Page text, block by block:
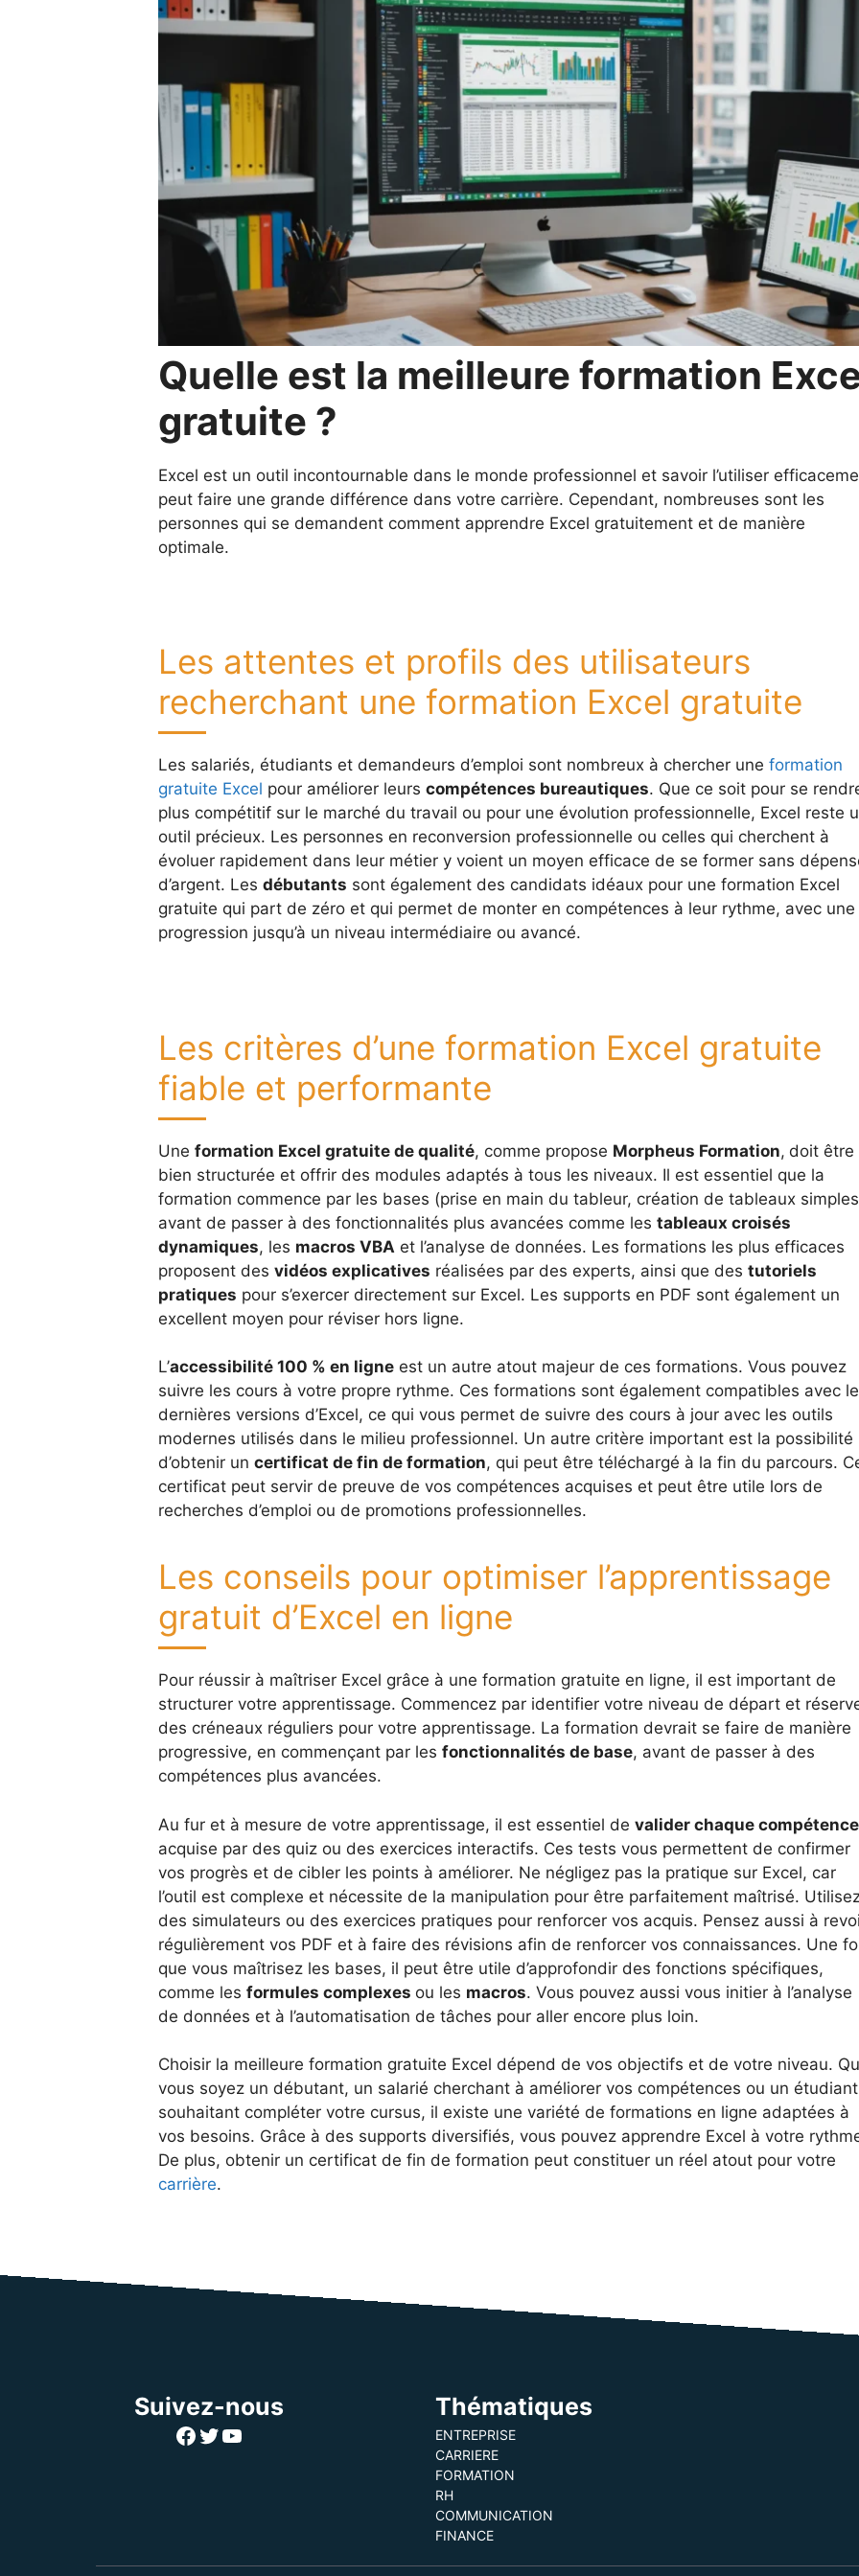
Quelle est la meilleure formation
gratuite ?
Excel est un outil incontournable dans le monde professionnel et savoir l’utiliser
peut faire une grande différence dans votre carrière. Cependant, nombreuses sont les
personnes qui se demandent comment apprendre Excel gratuitement et de manière
optimale.
Les attentes et profils des utilisateurs
recherchant une formation Excel gratuite
Les salariés, étudiants et demandeurs d’emploi sont nombreux à chercher une formation
gratuite Excel pour améliorer leurs compétences bureautiques. Que ce soit pour se
plus compétitif sur le marché du travail ou pour une évolution professionnelle, Excel reste
outil précieux. Les personnes en reconversion professionnelle ou celles qui cherchent à
évoluer rapidement dans leur métier y voient un moyen efficace de se former sans
d’argent. Les débutants sont également des candidats idéaux pour une formation Excel
gratuite qui part de zéro et qui permet de monter en compétences à leur rythme, avec une
progression jusqu’à un niveau intermédiaire ou avancé.
Les critères d’une formation Excel gratuite
fiable et performante
Une formation Excel gratuite de qualité, comme propose Morpheus Formation, doit être
bien structurée et offrir des modules adaptés à tous les niveaux. Il est essentiel que la
formation commence par les bases (prise en main du tableur, création de tableaux
avant de passer à des fonctionnalités plus avancées comme les tableaux croisés
dynamiques, les macros VBA et l’analyse de données. Les formations les plus efficaces
proposent des vidéos explicatives réalisées par des experts, ainsi que des tutoriels
pratiques pour s’exercer directement sur Excel. Les supports en PDF sont également un
excellent moyen pour réviser hors ligne.
L’accessibilité 100 % en ligneest un autre atout majeur de ces formations. Vous pouvez
suivre les cours à votre propre rythme. Ces formations sont également compatibles avec
dernières versions d’Excel, ce qui vous permet de suivre des cours à jour avec les outils
modernes utilisés dans le milieu professionnel. Un autre critère important est la possibilité
d’obtenir un certificat de fin de formation, qui peut être téléchargé à la fin du parcours.
certificat peut servir de preuve de vos compétences acquises et peut être utile lors de
recherches d’emploi ou de promotions professionnelles.
Les conseils pour optimiser l’apprentissage
gratuit d’Excel en ligne
Pour réussir à maîtriser Excel grâce à une formation gratuite en ligne, il est important de
structurer votre apprentissage. Commencez par identifier votre niveau de départ et
des créneaux réguliers pour votre apprentissage. La formation devrait se faire de manière
progressive, en commençant par les fonctionnalités de base, avant de passer à des
compétences plus avancées.
Au fur et à mesure de votre apprentissage, il est essentiel de valider chaque compétence
acquise par des quiz ou des exercices interactifs. Ces tests vous permettent de confirmer
vos progrès et de cibler les points à améliorer. Ne négligez pas la pratique sur Excel, car
l’outil est complexe et nécessite de la manipulation pour être parfaitement maîtrisé.
des simulateurs ou des exercices pratiques pour renforcer vos acquis. Pensez aussi à
régulièrement vos PDF et à faire des révisions afin de renforcer vos connaissances. Une
que vous maîtrisez les bases, il peut être utile d’approfondir des fonctions spécifiques,
comme les formules complexes ou les macros. Vous pouvez aussi vous initier à l’analyse
de données et à l’automatisation de tâches pour aller encore plus loin.
Choisir la meilleure formation gratuite Excel dépend de vos objectifs et de votre niveau.
vous soyez un débutant, un salarié cherchant à améliorer vos compétences ou un étudiant
souhaitant compléter votre cursus, il existe une variété de formations en ligne adaptées à
vos besoins. Grâce à des supports diversifiés, vous pouvez apprendre Excel à votre
De plus, obtenir un certificat de fin de formation peut constituer un réel atout pour votre
carrière.
Suivez-nous
Facebook
Twitter
YouTube
Thématiques
ENTREPRISE
CARRIERE
FORMATION
RH
COMMUNICATION
FINANCE